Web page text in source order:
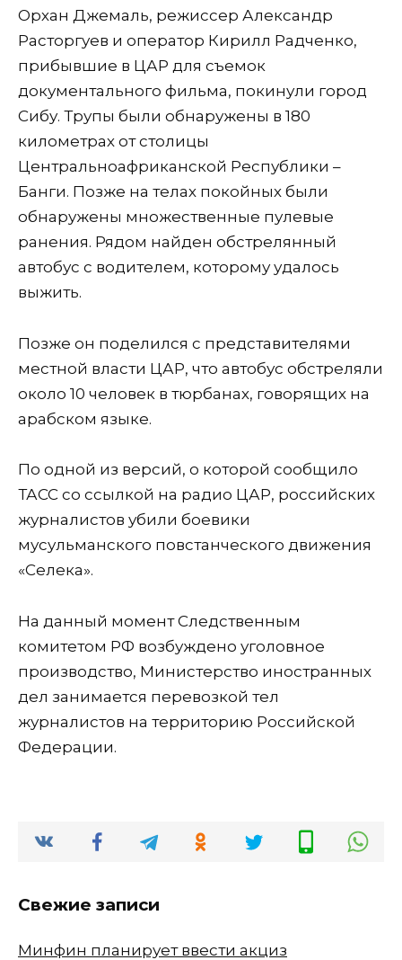
Орхан Джемаль, режиссер Александр
Расторгуев и оператор Кирилл Радченко,
прибывшие в ЦАР для съемок
документального фильма, покинули город
Сибу. Трупы были обнаружены в 180
километрах от столицы
Центральноафриканской Республики –
Банги. Позже на телах покойных были
обнаружены множественные пулевые
ранения. Рядом найден обстрелянный
автобус с водителем, которому удалось
выжить.
Позже он поделился с представителями
местной власти ЦАР, что автобус обстреляли
около 10 человек в тюрбанах, говорящих на
арабском языке.
По одной из версий, о которой сообщило
ТАСС со ссылкой на радио ЦАР, российских
журналистов убили боевики
мусульманского повстанческого движения
«Селека».
На данный момент Следственным
комитетом РФ возбуждено уголовное
производство, Министерство иностранных
дел занимается перевозкой тел
журналистов на территорию Российской
Федерации.
Свежие записи
Минфин планирует ввести акциз